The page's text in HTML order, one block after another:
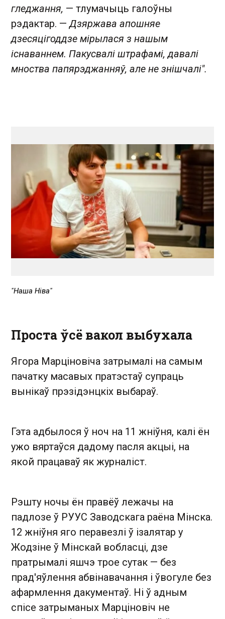
гледжання, — тлумачыць галоўны
рэдактар. —Дзяржава апошняе
дзесяцігоддзе мірылася з нашым
існаваннем. Пакусвалі штрафамі, давалі
мноства папярэджанняў, але не знішчалі".
"Наша Ніва"
Проста ўсё вакол выбухала
Ягора Марціновіча затрымалі на самым
пачатку масавых пратэстаў супраць
вынікаў прэзідэнцкіх выбараў.
Гэта адбылося ў ноч на 11 жніўня, калі ён
ужо вяртаўся дадому пасля акцыі, на
якой працаваў як журналіст.
Рэшту ночы ён правёў лежачы на ​​
падлозе ў РУУС Заводскага раёна Мінска.
12 жніўня яго перавезлі ў ізалятар у
Жодзіне ў Мінскай вобласці, дзе
пратрымалі яшчэ трое сутак — без
прад'яўлення абвінавачання і ўвогуле без
афармлення дакументаў. Ні ў адным
спісе затрыманых Марціновіч не